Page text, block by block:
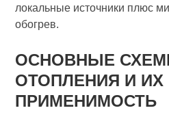
локальные источники плюс
обогрев.
ОСНОВНЫЕ
ОТОПЛЕНИЯ И ИХ
ПРИМЕНИМОСТЬ